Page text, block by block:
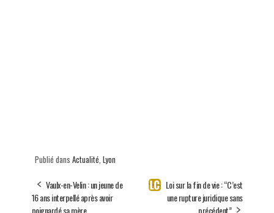
Publié dans Actualité Lyon
Vaulx-en-Velin : un jeune de
16 ans interpellé après avoir
poignardé sa mère
Loi sur la fin de vie : “C’est
une rupture juridique sans
précédent”